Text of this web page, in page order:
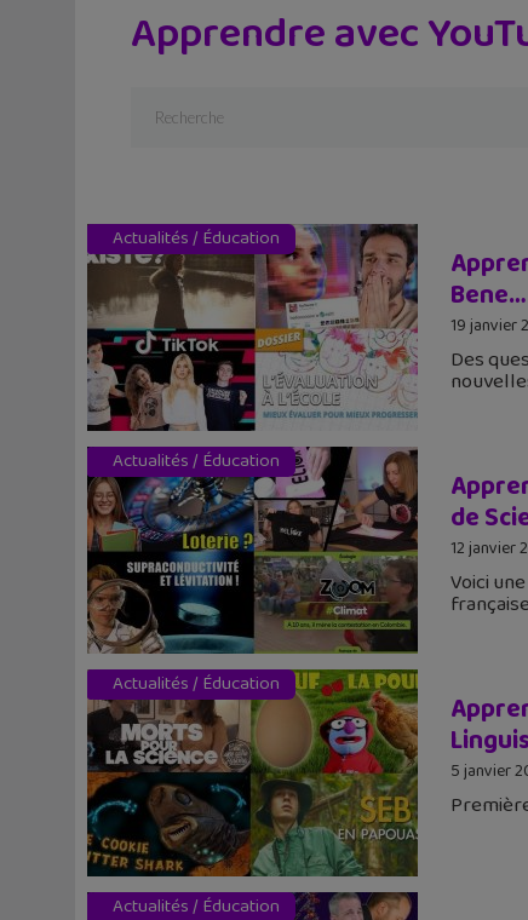
Apprendre avec
Actualités/ Éducation
Bene…
19 janvier
Des
Actualités/ Éducation
de
12 janvier
Voici
Actualités/ Éducation
5 janvier
Actualités/ Éducation